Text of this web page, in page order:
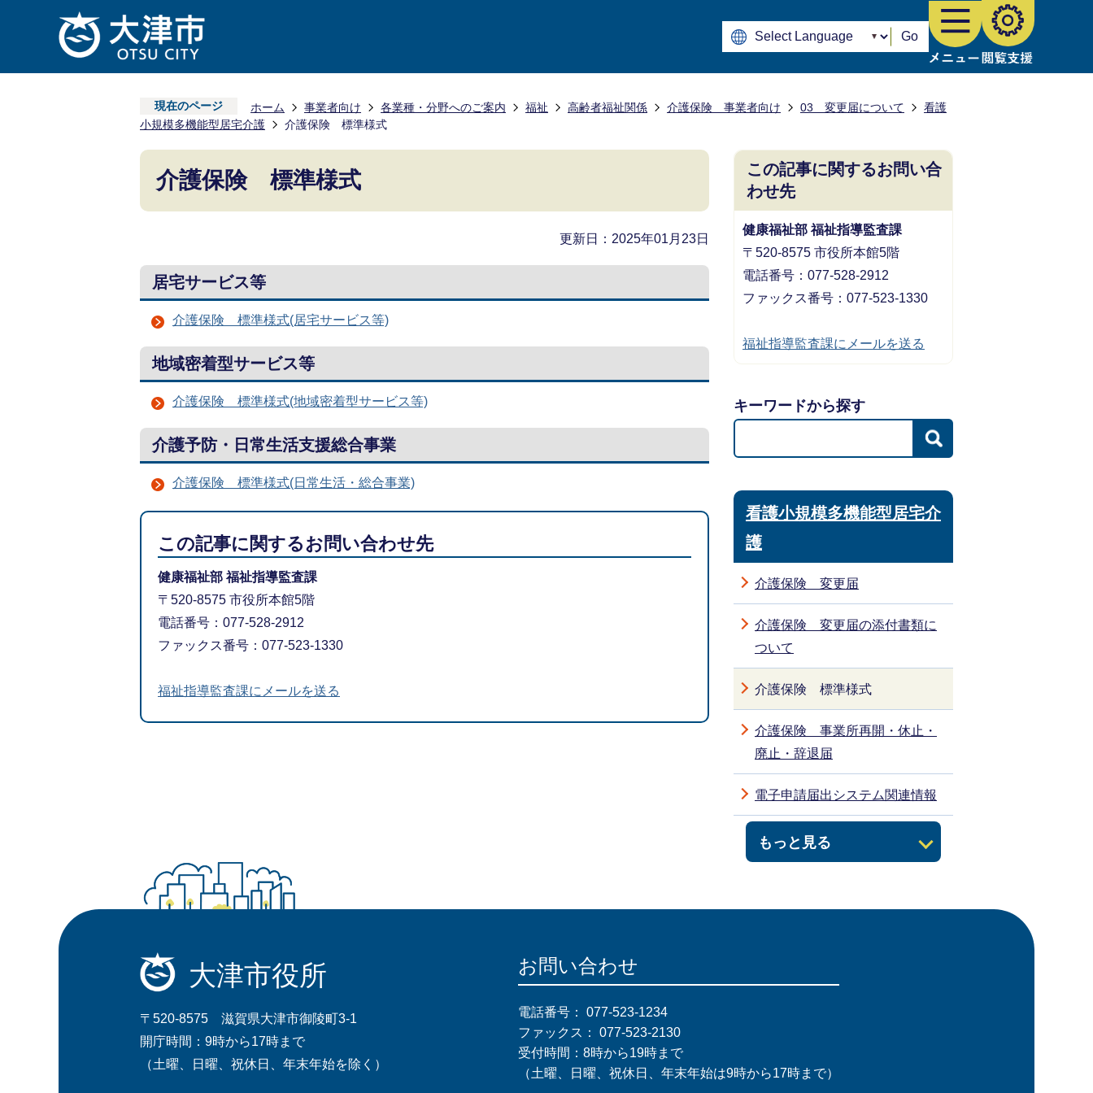
Go
現在のページ ホーム 事業者向け 各業種・分野へのご案内 福祉 高齢者福祉関係 介護保険 事業者向け 03 変更届について
看護
小規模多機能型居宅介護
介護保険 標準様式
介護保険 標準様式
更新日：2025年01月23日
居宅サービス等
介護保険 標準様式(居宅サービス等)
地域密着型サービス等
介護保険 標準様式(地域密着型サービス等)
介護予防・日常生活支援総合事業
介護保険 標準様式(日常生活・総合事業)
この記事に関するお問い合わせ先
健康福祉部 福祉指導監査課
〒520-8575 市役所本館5階
電話番号：077-528-2912
ファックス番号：077-523-1330
福祉指導監査課にメールを送る
この記事に関するお問い合
わせ先
健康福祉部 福祉指導監査課
〒520-8575 市役所本館5階
電話番号：077-528-2912
ファックス番号：077-523-1330
福祉指導監査課にメールを送る
キーワードから探す
看護小規模多機能型居宅介
護
介護保険 変更届
介護保険 変更届の添付書類に
ついて
介護保険 標準様式
もっと見る
介護保険 事業所再開・休止・
廃止・辞退届
電子申請届出システム関連情報
大津市役所
〒520-8575 滋賀県大津市御陵町3-1
開庁時間：9時から17時まで
（土曜、日曜、祝休日、年末年始を除く）
お問い合わせ
電話番号： 077-523-1234
ファックス： 077-523-2130
受付時間：8時から19時まで
（土曜、日曜、祝休日、年末年始は9時から17時まで）